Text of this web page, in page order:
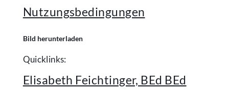
Nutzungsbedingungen
Bild herunterladen
Quicklinks:
Elisabeth Feichtinger, BEd BEd